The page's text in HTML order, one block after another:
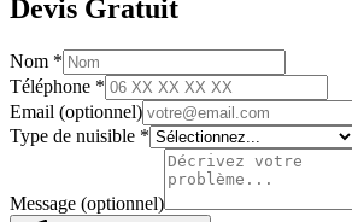
Devis Gratuit
Nom *
Téléphone *
Email (optionnel)
Type de nuisible *
Message (optionnel)